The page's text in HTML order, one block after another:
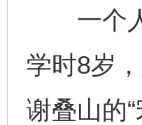
一个人
学时8岁
谢叠山的